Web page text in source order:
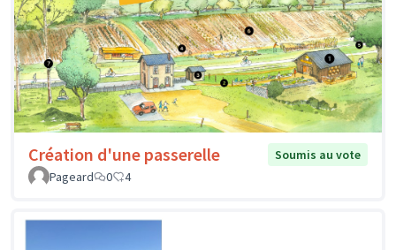
Création d'une passerelle
Soumis au vote
Pageard
0 4